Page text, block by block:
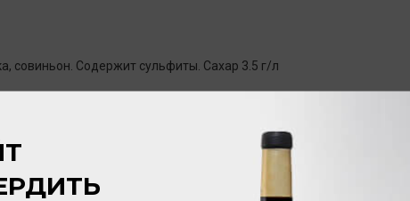
совиньон. Содержит сульфиты. Сахар 3.5 г/л
зеленоватыми оттенками.